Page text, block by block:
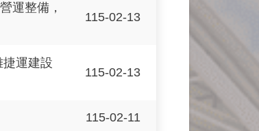
運整備，
115-02-13
運建設
115-02-13
115-02-11